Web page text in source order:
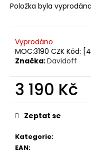
Položka byla
Vyprodáno
MOC:3190 CZK Kód:
Značka:Davidoff
3 190 Kč
Měrná
cena:
Kategorie:
EAN:
Zeptat se
p
o
u
č
u
e
m
e